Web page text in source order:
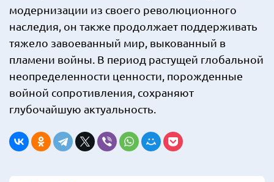
модернизации из своего революционного
наследия, он также продолжает поддерживать
тяжело завоеванный мир, выкованный в
пламени войны. В период растущей глобальной
неопределенности ценности, порожденные
войной сопротивления, сохраняют
глубочайшую актуальность.